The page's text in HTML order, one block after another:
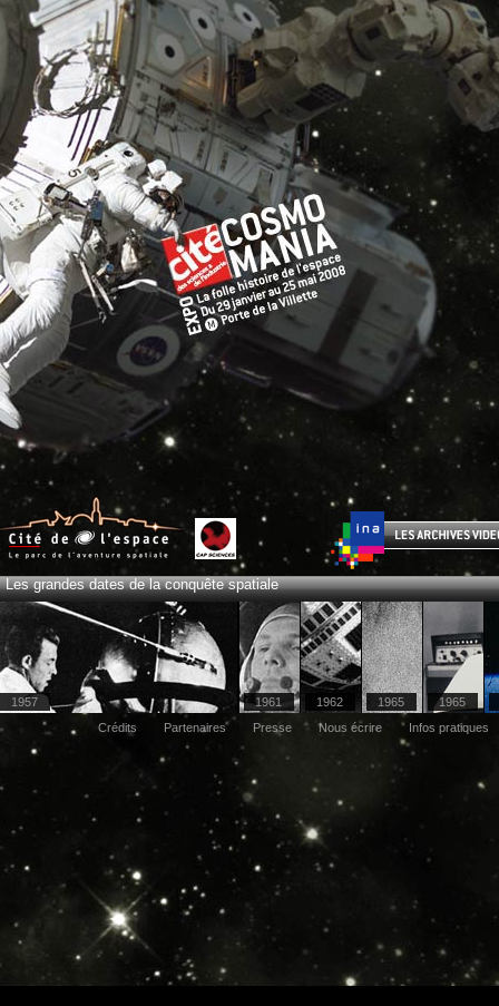
Les grandes dates de la conquête spatiale
1957 1961 1962 1965
1965
Crédits
Partenaires Presse Nous écrire Infos pratiques